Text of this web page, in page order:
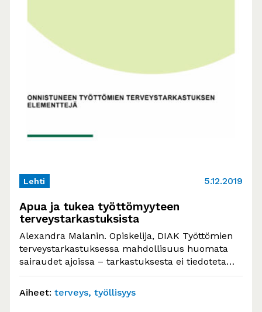
Lehti 5.12.2019
Apua ja tukea työttömyyteen
terveystarkastuksista
Alexandra Malanin. Opiskelija, DIAK Työttömien
terveystarkastuksessa mahdollisuus huomata
sairaudet ajoissa – tarkastuksesta ei tiedoteta
riittävästi. Työttömien terveystarkastuksessa
ohjataan sairauksia ennaltaehkäiseviin…
Aiheet: terveys työllisyys